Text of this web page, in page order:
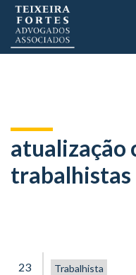
atualização
trabalhistas
23
Trabalhista